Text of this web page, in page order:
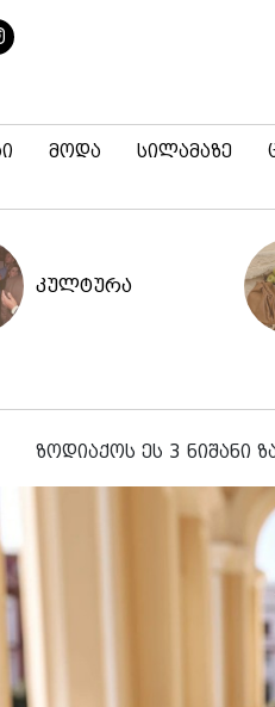
მოდა სილამაზე
კულტურა
ზოდიაქოს ეს 3 ნიშანი